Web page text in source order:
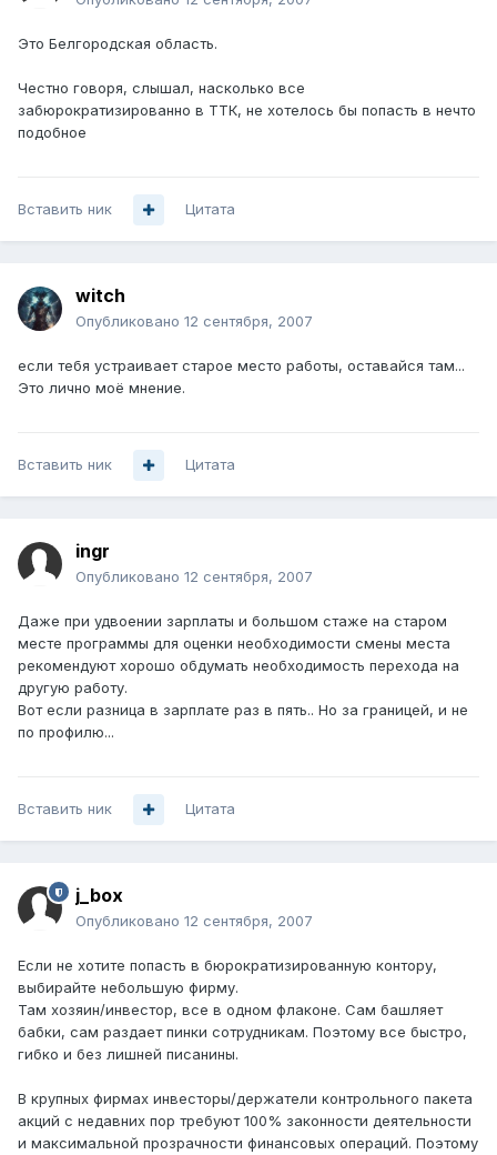
Это Белгородская область.
Честно говоря, слышал, насколько все
забюрократизированно в ТТК, не хотелось бы попасть в нечто
подобное
Вставить ник Цитата
witch
Опубликовано 12 сентября, 2007
если тебя устраивает старое место работы, оставайся там...
Это лично моё мнение.
Вставить ник Цитата
ingr
Опубликовано 12 сентября, 2007
Даже при удвоении зарплаты и большом стаже на старом
месте программы для оценки необходимости смены места
рекомендуют хорошо обдумать необходимость перехода на
другую работу.
Вот если разница в зарплате раз в пять.. Но за границей, и не
по профилю...
Вставить ник Цитата
j_box
Опубликовано 12 сентября, 2007
Если не хотите попасть в бюрократизированную контору,
выбирайте небольшую фирму.
Там хозяин/инвестор, все в одном флаконе. Сам башляет
бабки, сам раздает пинки сотрудникам. Поэтому все быстро,
гибко и без лишней писанины.
В крупных фирмах инвесторы/держатели контрольного пакета
акций с недавних пор требуют 100% законности деятельности
и максимальной прозрачности финансовых операций. Поэтому